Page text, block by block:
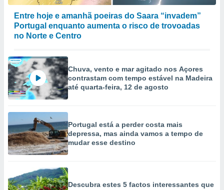
Entre hoje e amanhã poeiras do Saara “invadem”
Portugal enquanto aumenta o risco de trovoadas
no Norte e Centro
Chuva, vento e mar agitado nos Açores
contrastam com tempo estável na Madeira
até quarta-feira, 12 de agosto
Portugal está a perder costa mais
depressa, mas ainda vamos a tempo de
mudar esse destino
Descubra estes 5 factos interessantes que